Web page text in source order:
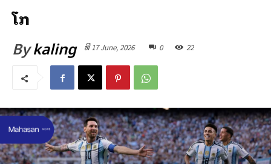
ໂລກ
Bykaling ທີ 17 June, 2026 0 22